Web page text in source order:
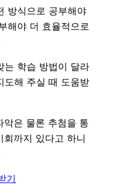
방식으로 공부해야
해야 더 효율적으로
는 학습 방법이 달라
도해 주실 때 도움받
은 물론 추첨을 통
까지 있다고 하니
기